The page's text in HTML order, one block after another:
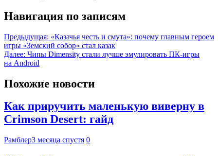
Навигация по записям
Предыдущая: «Казачья честь и смута»: почему главным героем
игры «Земский собор» стал казак
Далее: Чипы Dimensity стали лучше эмулировать ПК-игры
на Android
Похожие новости
Как приручить маленькую виверну в
Crimson Desert: гайд
Рамблер3 месяца спустя 0